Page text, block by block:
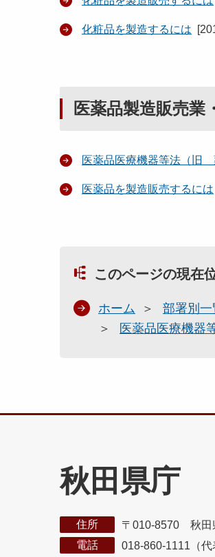
化粧品を製造するには [
医薬品製造販売業
医薬品医療機器等法（旧
医薬品を製造販売するには
このページの現在
ホーム 部署別一
医薬品医療機器
秋田県庁
住所
〒010-8570 秋田
電話
018-860-1111（代